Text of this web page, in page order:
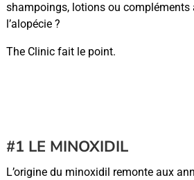
shampoings, lotions ou compléments
l’alopécie ?
The Clinic fait le point.
#1 LE MINOXIDIL
L’origine du minoxidil remonte aux